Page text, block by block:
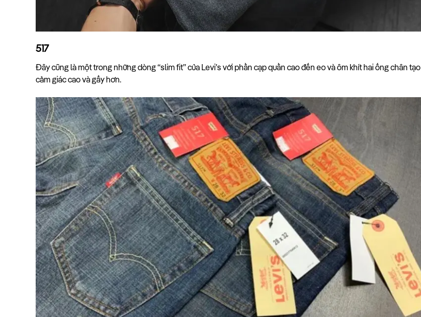
517
Đây cũng là một trong những dòng “slim fit” của Levi’s với phần cạp quần cao đến eo và ôm khít hai ống chân tạo
cảm giác cao và gầy hơn.